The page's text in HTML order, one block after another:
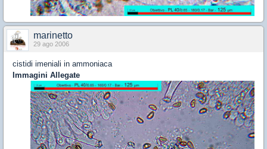
marinetto
29 ago 2006
cistidi imeniali in ammoniaca
Immagini Allegate